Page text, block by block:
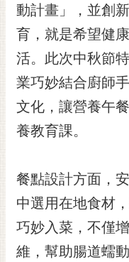
全
政
策
網
資
料
宣
告
市
交
動計畫」，並創
育，就是希望健
活。此次中秋節
業巧妙結合廚師
文化，讓營養午
養教育課。
餐點設計方面，
中選用在地食材
巧妙入菜，不僅
維，幫助腸道蠕